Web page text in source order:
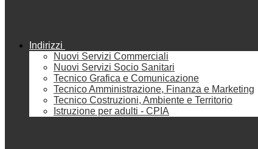
Indirizzi
Nuovi Servizi Commerciali
Nuovi Servizi Socio Sanitari
Tecnico Grafica e Comunicazione
Tecnico Amministrazione, Finanza e Marketing
Tecnico Costruzioni, Ambiente e Territorio
Istruzione per adulti - CPIA